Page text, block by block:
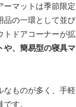
ーマットは季節限
の一環として並び
ドアコーナーが拡
や、簡易型の寝具
なものが多く、手
す。